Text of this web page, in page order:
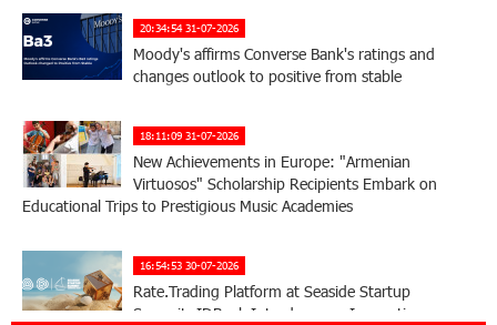
20:34:54 31-07-2026
Moody's affirms Converse Bank's ratings and
changes outlook to positive from stable
18:11:09 31-07-2026
New Achievements in Europe: "Armenian
Virtuosos" Scholarship Recipients Embark on
Educational Trips to Prestigious Music Academies
16:54:53 30-07-2026
Rate.Trading Platform at Seaside Startup
Summit: IDBank Introduces an Innovative